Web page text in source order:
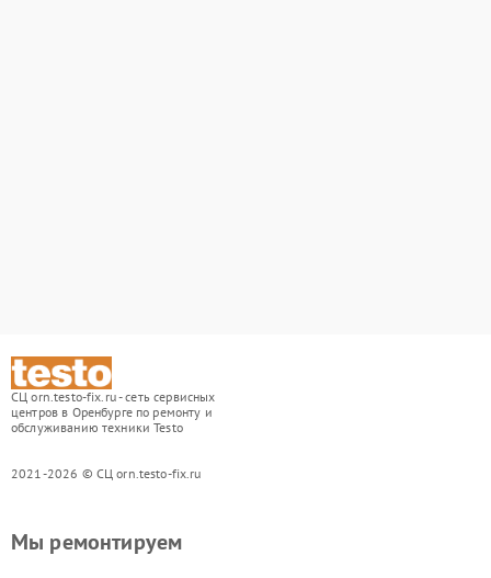
СЦ orn.testo-fix.ru - сеть сервисных
центров в Оренбурге по ремонту и
обслуживанию техники Testo
2021-2026 © СЦ orn.testo-fix.ru
Мы ремонтируем